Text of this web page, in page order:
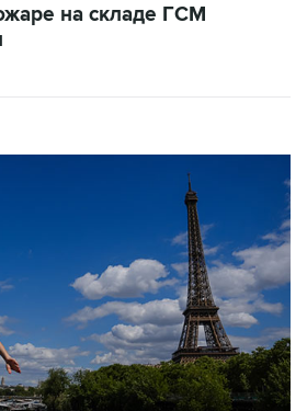
на складе ГСМ